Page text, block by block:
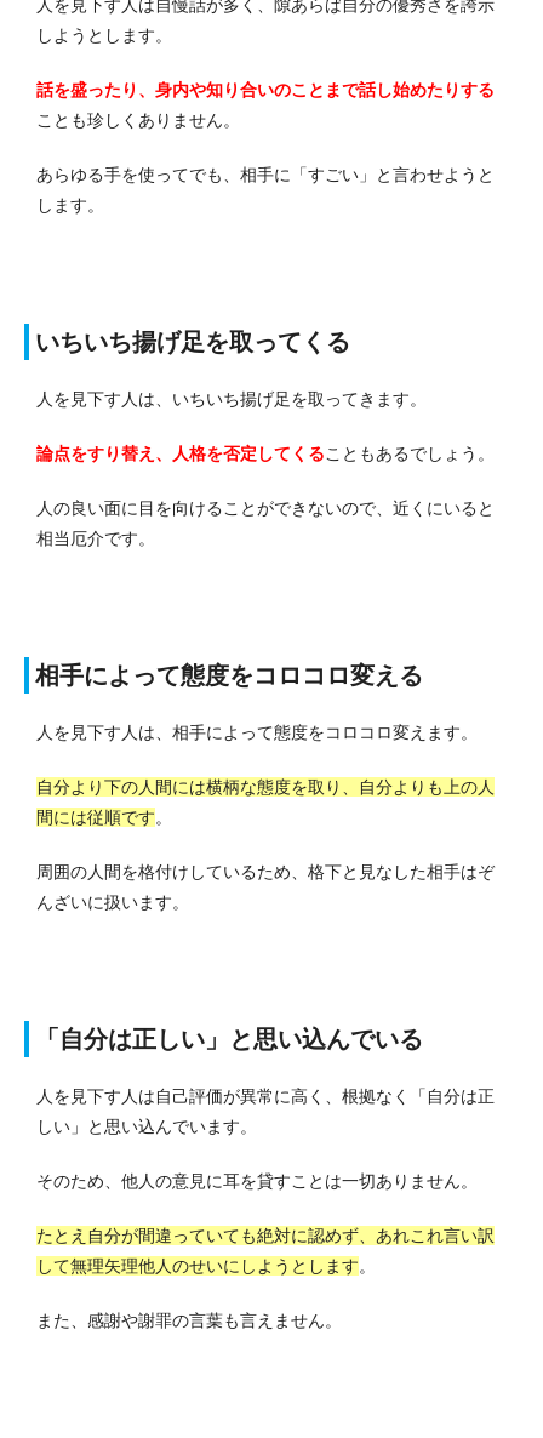
人を見下す人は自慢話が多く、隙あらば自分の優秀さを誇示
しようとします。
話を盛ったり、身内や知り合いのことまで話し始めたりする
ことも珍しくありません。
あらゆる手を使ってでも、相手に「すごい」と言わせようと
します。
いちいち揚げ足を取ってくる
人を見下す人は、いちいち揚げ足を取ってきます。
論点をすり替え、人格を否定してくることもあるでしょう。
人の良い面に目を向けることができないので、近くにいると
相当厄介です。
相手によって態度をコロコロ変える
人を見下す人は、相手によって態度をコロコロ変えます。
自分より下の人間には横柄な態度を取り、自分よりも上の人
間には従順です。
周囲の人間を格付けしているため、格下と見なした相手はぞ
んざいに扱います。
「自分は正しい」と思い込んでいる
人を見下す人は自己評価が異常に高く、根拠なく「自分は正
しい」と思い込んでいます。
そのため、他人の意見に耳を貸すことは一切ありません。
たとえ自分が間違っていても絶対に認めず、あれこれ言い訳
して無理矢理他人のせいにしようとします。
また、感謝や謝罪の言葉も言えません。